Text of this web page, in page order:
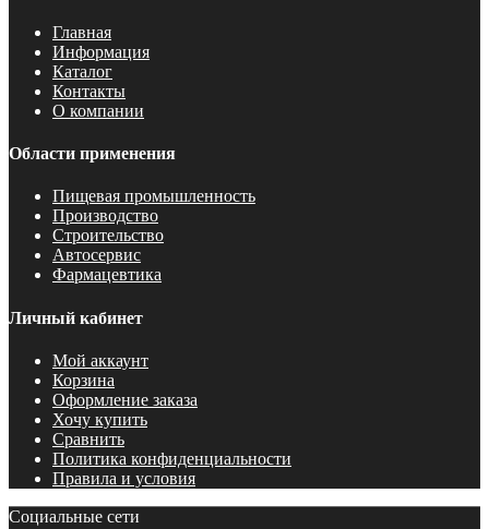
Главная
Информация
Каталог
Контакты
О компании
Области применения
Пищевая промышленность
Производство
Строительство
Автосервис
Фармацевтика
Личный кабинет
Мой аккаунт
Корзина
Оформление заказа
Хочу купить
Сравнить
Политика конфиденциальности
Правила и условия
Социальные сети